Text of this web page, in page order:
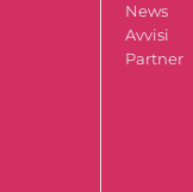
News
Avvisi
Partner